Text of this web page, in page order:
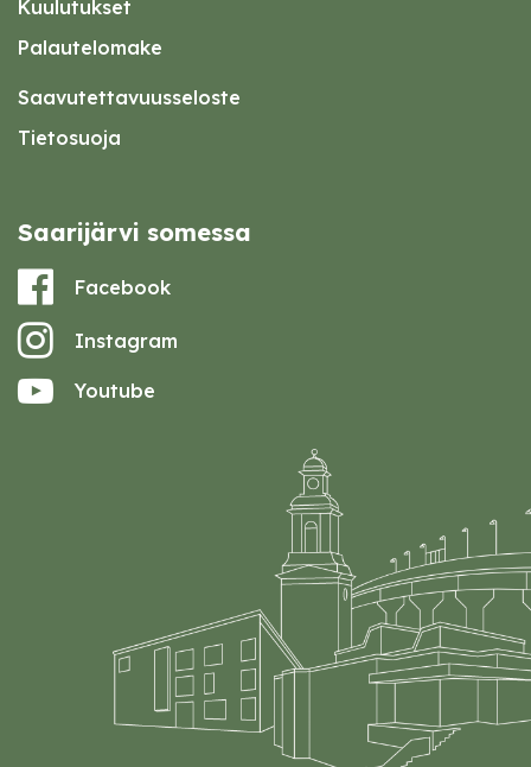
Kuulutukset
Palautelomake
Saavutettavuusseloste
Tietosuoja
Saarijärvi somessa
Facebook
Instagram
Youtube